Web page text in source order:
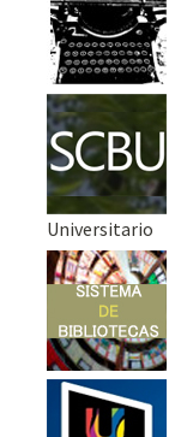
Universitario